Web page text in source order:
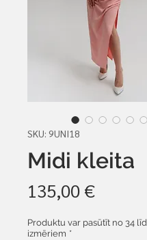
SKU: 9UNI18
Midi kleita
135,00 €Cena
Produktu var pasūtīt no 34
izmēriem *